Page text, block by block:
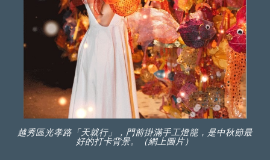
越秀區光孝路「天就行」，門前掛滿手工燈籠，是中秋節最
好的打卡背景。（網上圖片）